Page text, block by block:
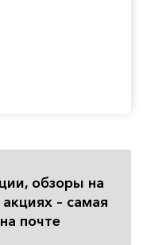
обзоры на
– самая
почте